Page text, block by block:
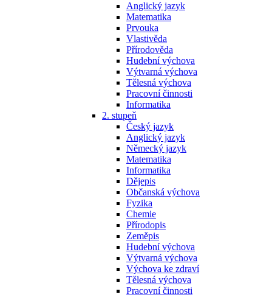
Anglický jazyk
Matematika
Prvouka
Vlastivěda
Přírodověda
Hudební výchova
Výtvarná výchova
Tělesná výchova
Pracovní činnosti
Informatika
2. stupeň
Český jazyk
Anglický jazyk
Německý jazyk
Matematika
Informatika
Dějepis
Občanská výchova
Fyzika
Chemie
Přírodopis
Zeměpis
Hudební výchova
Výtvarná výchova
Výchova ke zdraví
Tělesná výchova
Pracovní činnosti